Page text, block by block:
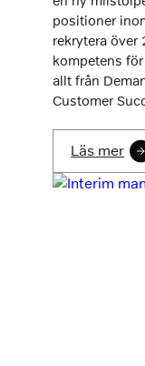
positioner
rekrytera över
kompetens
allt från
Customer
Läs mer